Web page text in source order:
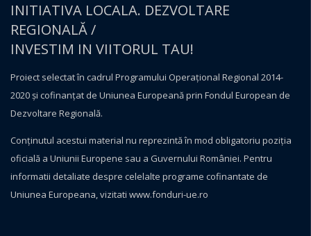
INITIATIVA LOCALA. DEZVOLTARE
REGIONALĂ /
INVESTIM IN VIITORUL TAU!
Proiect selectat în cadrul Programului Operațional Regional 2014-
2020 și cofinanțat de Uniunea Europeană prin Fondul European de
Dezvoltare Regională.
Conţinutul acestui material nu reprezintă în mod obligatoriu poziţia
oficială a Uniunii Europene sau a Guvernului României. Pentru
informatii detaliate despre celelalte programe cofinantate de
Uniunea Europeana, vizitati www.fonduri-ue.ro